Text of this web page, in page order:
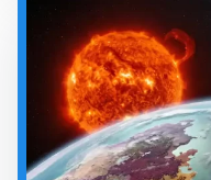
SVEMIR